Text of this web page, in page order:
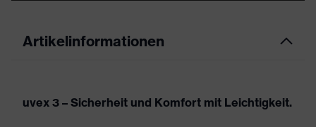
Artikelinformationen
uvex 3 – Sicherheit und Komfort mit Leichtigkeit.